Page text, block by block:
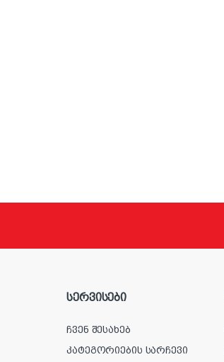
სერვისები
ჩვენ შესახებ
კატეგორიების სარჩევი